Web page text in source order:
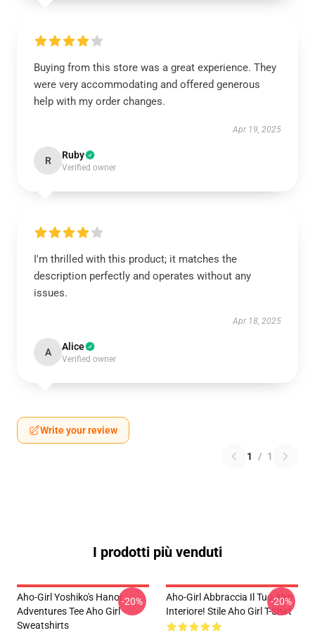
Buying from this store was a great experience. They
were very accommodating and offered generous
help with my order changes.
Apr 19, 2025
R Ruby
Verified owner
I'm thrilled with this product; it matches the
description perfectly and operates without any
issues.
Apr 18, 2025
A Alice
Verified owner
Write your review
1 / 1
I prodotti più venduti
Aho-Girl Yoshiko's Hanoi
Adventures Tee Aho Girl
Sweatshirts
-20%
Aho-Girl Abbraccia Il Tuo Aho
Interiore! Stile Aho Girl T-Shirt
-20%